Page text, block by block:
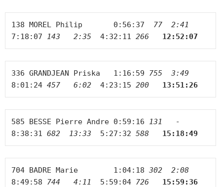
138 MOREL Philip       0:56:37 77  2:41
7:18:07 143 2:35 4:32:11 266 12:52:07
336 GRANDJEAN Priska   1:16:59 755  3:49
8:01:24 457   6:02 4:23:15 200 13:51:26
585 BESSE Pierre Andre 0:59:16 131   -
8:38:31 682  13:33 5:27:32 588 15:18:49
704 BADRE Marie        1:04:18 302  2:08
8:49:58 744 4:11 5:59:04 726 15:59:36